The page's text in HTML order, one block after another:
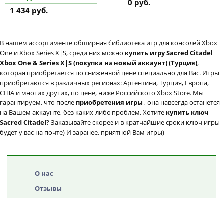
1 434 руб.
0 руб.
В нашем ассортименте обширная библиотека игр для консолей Xbox
One и Xbox Series X|S, среди них можно купить игру Sacred Citadel
Xbox One & Series X|S (покупка на новый аккаунт) (Турция),
которая приобретается по сниженной цене специально для Вас. Игры
приобретаются в различных регионах: Аргентина, Турция, Европа,
США и многих других, по цене, ниже Российского Xbox Store. Мы
гарантируем, что после приобретения игры , она навсегда останется
на Вашем аккаунте, без каких-либо проблем. Хотите купить ключ
Sacred Citadel? Заказывайте скорее и в кратчайшие сроки ключ игры
будет у вас на почте) И заранее, приятной Вам игры)
О нас
Отзывы